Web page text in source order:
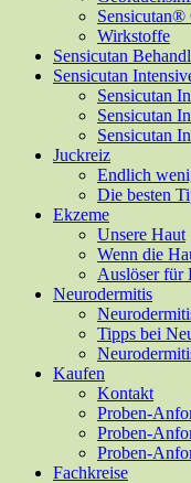
Sensicutan®
Wirkstoffe
Sensicutan
Sensicutan
Sensicutan
Sensicutan
Sensicutan
Juckreiz
Endlich
Die besten
Ekzeme
Unsere Haut
Wenn die
Auslöser für
Neurodermitis
Tipps bei
Kaufen
Kontakt
Proben-
Proben-
Proben-
Fachkreise